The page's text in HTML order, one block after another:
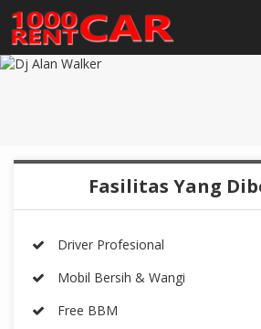
Fasilitas Yang
Driver Profesional
Mobil Bersih & Wangi
Free BBM